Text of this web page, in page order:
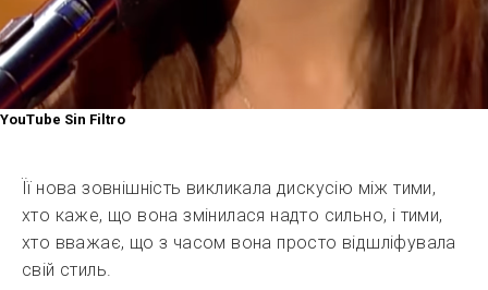
YouTube Sin Filtro
Її нова зовнішність викликала дискусію між тими,
хто каже, що вона змінилася надто сильно, і тими,
хто вважає, що з часом вона просто відшліфувала
свій стиль.